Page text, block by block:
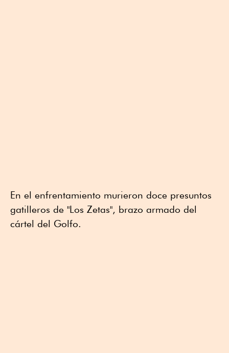
En el enfrentamiento murieron doce presuntos
gatilleros de "Los Zetas", brazo armado del
cártel del Golfo.